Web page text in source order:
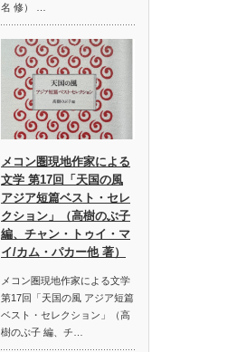
名 修） …
メコン圏現地作家による
文学 第17回「天国の風
アジア短篇ベスト・セレ
クション」（高樹のぶ子
編、チャン・トゥイ・マ
イ/カム・パカー他 著）
メコン圏現地作家による文学
第17回「天国の風 アジア短篇
ベスト・セレクション」（高
樹のぶ子 編、チ…